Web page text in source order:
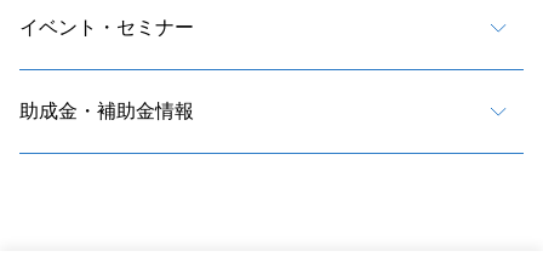
イベント・セミナー
助成金・補助金情報